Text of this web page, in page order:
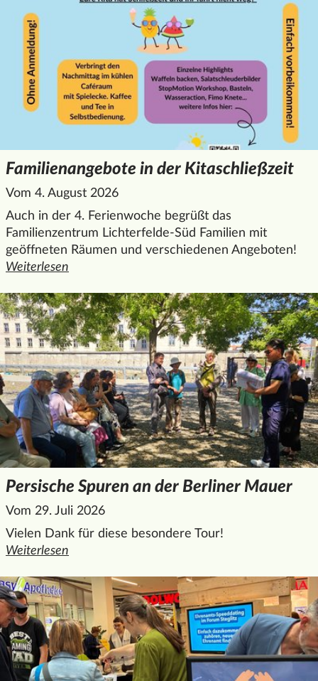
Familienangebote in der Kitaschließzeit
Vom 4. August 2026
Auch in der 4. Ferienwoche begrüßt das
Familienzentrum Lichterfelde-Süd Familien mit
geöffneten Räumen und verschiedenen Angeboten!
Weiterlesen
den ganzen Artikel "Familienangebote in der
Persische Spuren an der Berliner Mauer
Vom 29. Juli 2026
Vielen Dank für diese besondere Tour!
Weiterlesen
den ganzen Artikel "Persische Spuren an der Berliner